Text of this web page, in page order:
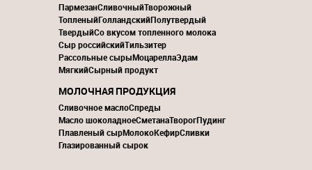
ПармезанСливочныйТворожный
ТопленыйГолландскийПолутвердый
ТвердыйСо вкусом топленного молока
Сыр российскийТильзитер
Рассольные сырыМоцареллаЭдам
МягкийСырный продукт
МОЛОЧНАЯ ПРОДУКЦИЯ
Сливочное маслоСпреды
Масло шоколадноеСметанаТворогПудинг
Плавленый сырМолокоКефирСливки
Глазированный сырок